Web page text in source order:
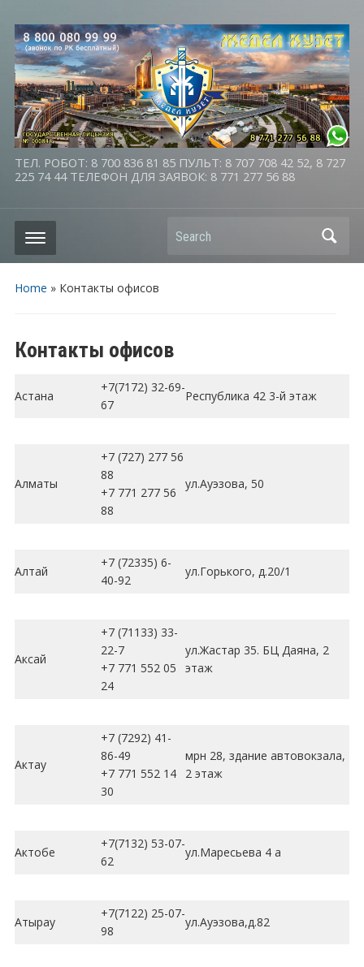
ТЕЛ. РОБОТ: 8 700 836 81 85 ПУЛЬТ: 8 707 708 42 52, 8 727
225 74 44 ТЕЛЕФОН ДЛЯ ЗАЯВОК: 8 771 277 56 88
Search
Home » Контакты офисов
Контакты офисов
Астана
+7(7172) 32-69-
67
Республика 42 3-й этаж
Алматы
+7 (727) 277 56
88
+7 771 277 56
88
ул.Ауэзова, 50
Алтай
+7 (72335) 6-
40-92
ул.Горького, д.20/1
Аксай
+7 (71133) 33-
22-7
+7 771 552 05
24
ул.Жастар 35. БЦ Даяна, 2
этаж
Актау
+7 (7292) 41-
86-49
+7 771 552 14
30
мрн 28, здание автовокзала,
2 этаж
Актобе
+7(7132) 53-07-
62
ул.Маресьева 4 а
Атырау
+7(7122) 25-07-
98
ул.Ауэзова,д.82